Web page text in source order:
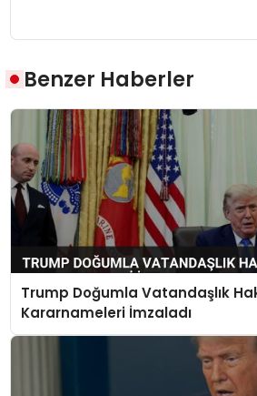
Benzer Haberler
Trump Doğumla Vatandaşlık
Kararnameleri İmzaladı